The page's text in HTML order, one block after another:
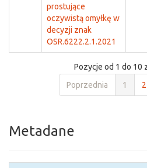
prostujące
oczywistą omyłkę w
decyzji znak
OSR.6222.2.1.2021
Pozycje od 1 do 10
Poprzednia
1 2
Metadane